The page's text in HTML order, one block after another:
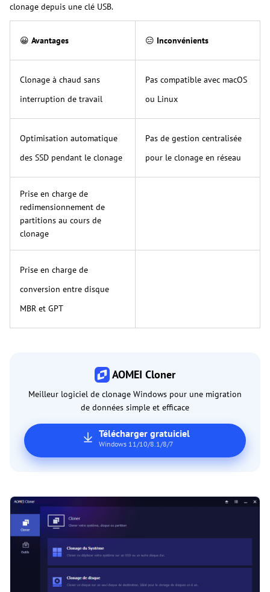
clonage depuis une clé USB.
😀 Avantages 😑 Inconvénients
Clonage à chaud sans
interruption de travail
Pas compatible avec macOS
ou Linux
Optimisation automatique
des SSD pendant le clonage
Pas de gestion centralisée
pour le clonage en réseau
Prise en charge de
redimensionnement de
partitions au cours de
clonage
Prise en charge de
conversion entre disque
MBR et GPT
AOMEI Cloner
Meilleur logiciel de clonage Windows pour une migration
de données simple et efficace
Télécharger gratuiciel
Windows 11/10/8.1/8/7